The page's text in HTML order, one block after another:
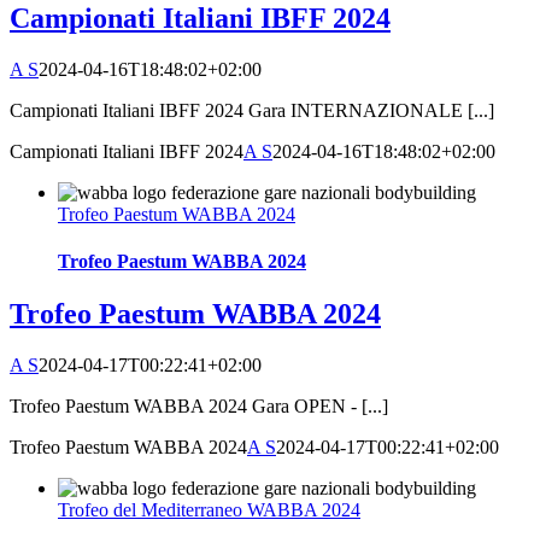
Campionati Italiani IBFF 2024
A S2024-04-16T18:48:02+02:00
Campionati Italiani IBFF 2024 Gara INTERNAZIONALE [...]
Campionati Italiani IBFF 2024A S2024-04-16T18:48:02+02:00
Trofeo Paestum WABBA 2024
Trofeo Paestum WABBA 2024
Trofeo Paestum WABBA 2024
A S2024-04-17T00:22:41+02:00
Trofeo Paestum WABBA 2024 Gara OPEN - [...]
Trofeo Paestum WABBA 2024A S2024-04-17T00:22:41+02:00
Trofeo del Mediterraneo WABBA 2024